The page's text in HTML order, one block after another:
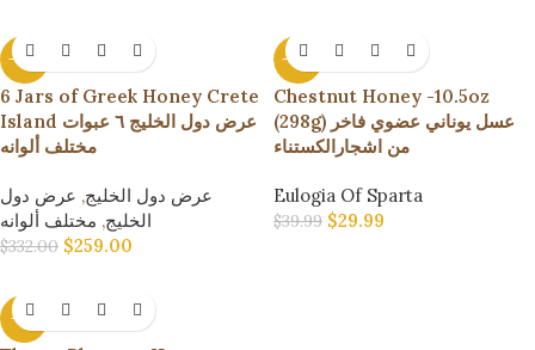
-22%
6 Jars of Greek Honey Crete
Island عرض دول الخليج ٦ عبوات
مختلف ألوانه
عرض دول الخليج, عرض دول
الخليج, مختلف ألوانه
$332.00 $259.00
-25%
Chestnut Honey -10.5oz
(298g) عسل يوناني عضوي فاخر
من اشجارالكستناء
Eulogia Of Sparta
$39.99 $29.99
-11%